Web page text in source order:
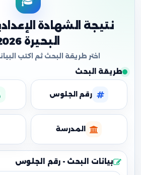
نتيجة الشهادة
البحيرة 2026
طريقة البحث
رقم الجلوس
المدرسة
بيانات البحث - رقم الجلوس